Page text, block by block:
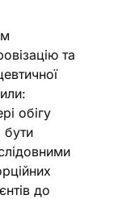
та
обігу
бути
до